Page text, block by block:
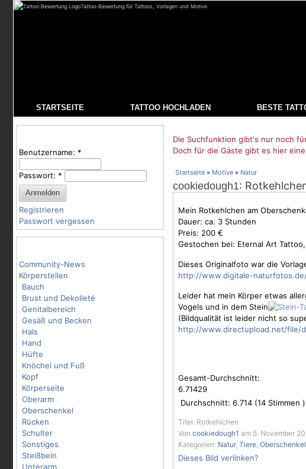
Tattoo-Bewertung für Tattoos, Vorlagen und Motive
STARTSEITE TATTOO HOCHLADEN BESTE
Benutzername: *
Passwort: *
Registrieren
Passwort vergessen
Community-News
Körperstellen
Bauch
Brust und Dekolleté
Genitalbereich
Gesäß und Becken
Hals
Hand
Hüfte
Knöchel und Fuß
Kopf
Körperseite
Oberarm
Oberschenkel
Rücken
Schulter
Sonstiges
Steißbein
Unterarm
Die Suchfunktion gibt's nur noch
Doch für die Gäste gibt es hier eine
Startseite » Motive » Natur
cookiedough1:
Mein Rotkehlchen am
Dauer: ca. 3 Stunden
Preis: 200 €
Gestochen bei: Eternal Art
Dieses Originalfoto war die
http://www.digitale-
Leider hat mein Körper etwas
Vogels und in dem Stein
(Bildqualität ist leider nicht so
http://www.directupload.net/file/
Gesamt-Durchschnitt:
6.71429
Durchschnitt: 6.714 (14 Stimmen )
Titel: Rotkehlchen
Von cookiedough1 am 5. November
Kategorien: Natur, Tiere, Oberschenkel
Dieses Bild verlinken?